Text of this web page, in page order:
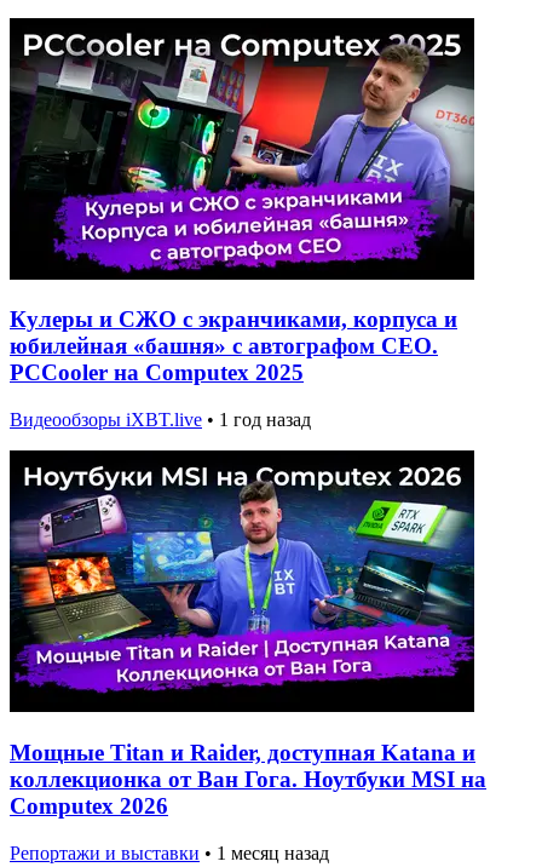
Кулеры и СЖО с экранчиками, корпуса и
юбилейная «башня» с автографом CEO.
PCCooler на Computex 2025
Видеообзоры iXBT.live • 1 год назад
Мощные Titan и Raider, доступная Katana и
коллекционка от Ван Гога. Ноутбуки MSI на
Computex 2026
Репортажи и выставки • 1 месяц назад